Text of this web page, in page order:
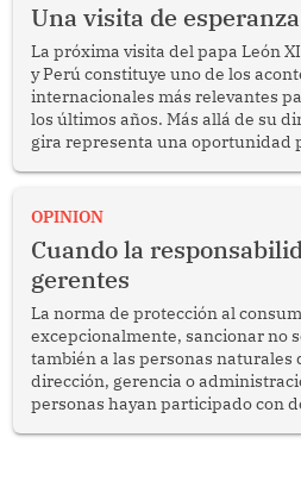
Una visita de esperanza
La próxima visita del papa León
y Perú constituye uno de los
internacionales más relevantes
los últimos años. Más allá de su
gira representa una oportunidad
enfrenta desafíos en materia de
OPINION
Cuando la
gerentes
La norma de protección al
excepcionalmente, sancionar no
también a las personas naturales
dirección, gerencia o
personas hayan participado con